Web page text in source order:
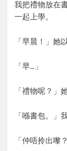
我把禮物放在
一起上學。
「早晨！」她
「早…」
「禮物呢？」
「喺書包。」
「仲唔拎出嚟？